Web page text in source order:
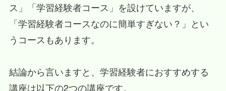
ス」「学習経験者コース」を設けていますが、
「学習経験者コースなのに簡単すぎない？」とい
うコースもあります。
結論から言いますと、学習経験者におすすめする
講座は以下の2つの講座です。